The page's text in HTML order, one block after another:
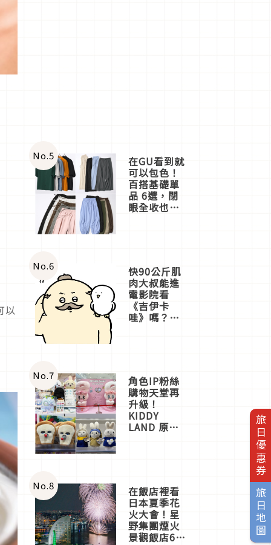
旅日優惠券
旅日地圖
以
No.5 在GU看到就
可以包色！
百搭基礎單
品 6選，閉
眼全收也不
No.6 快90公斤肌
肉大叔能進
電影院看
《吉伊卡
哇》嗎？日
一同給出了
答案
No.7 角色IP粉絲
購物天堂再
升級！
KIDDY
LAND 原宿
店3分即達
No.8 在飯店裡看
日本夏季花
火大會！星
野集團煙火
景觀飯店6